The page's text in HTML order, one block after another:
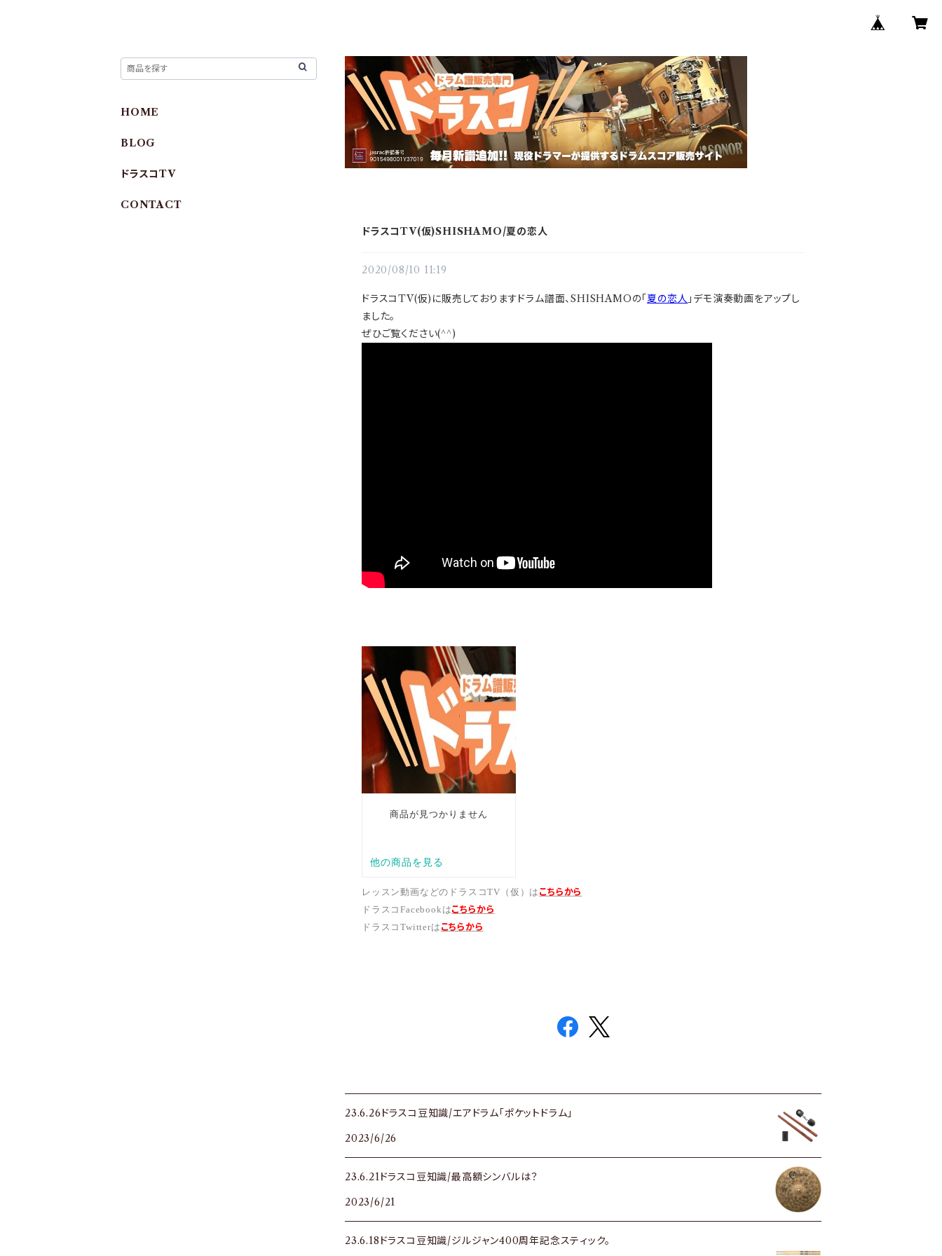
ドラスコTV(仮)SHISHAMO/夏の恋人
2020/08/10 11:19
ドラスコTV(仮)に販売しておりますドラム譜面、SHISHAMOの「夏の恋人 」デモ演奏動画をアップし
ました。
ぜひご覧ください(^^)
レッスン動画などのドラスコTV（仮）は こちらから
ドラスコFacebookはこちらから
ドラスコTwitterは こちらから
23.6.26ドラスコ豆知識/エアドラム「ポケットドラム」
2023/6/26
23.6.21ドラスコ豆知識/最高額シンバルは？
2023/6/21
23.6.18ドラスコ豆知識/ジルジャン400周年記念スティック。
HOME
BLOG
ドラスコTV
CONTACT